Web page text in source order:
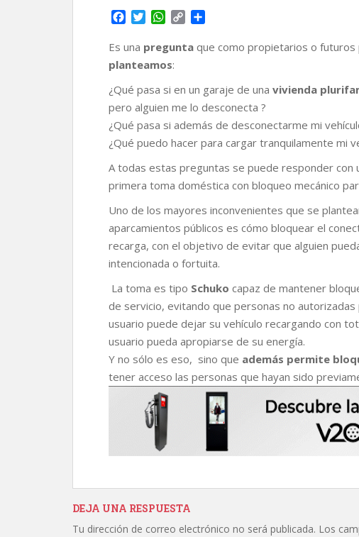
c
e
b
o
o
k
i
t
t
e
r
W
a
t
s
A
p
p
p
n
k
m
r
t
i
r
Es una pregunta que como propietarios o
planteamos:
¿Qué pasa si en un garaje de una vivienda
pero alguien me lo desconecta ?
¿Qué pasa si además de desconectarme mi
¿Qué puedo hacer para cargar tranquilamente mi
A todas estas preguntas se puede responder con
primera toma doméstica con bloqueo mecánico
Uno de los mayores inconvenientes que se
aparcamientos públicos es cómo bloquear el
recarga, con el objetivo de evitar que alguien
intencionada o fortuita.
La toma es tipo Schuko capaz de mantener
de servicio, evitando que personas no
usuario puede dejar su vehículo recargando con
usuario pueda apropiarse de su energía.
Y no sólo es eso, sino que además permite
tener acceso las personas que hayan sido
DEJA UNA RESPUESTA
Tu dirección de correo electrónico no será publicada. Los